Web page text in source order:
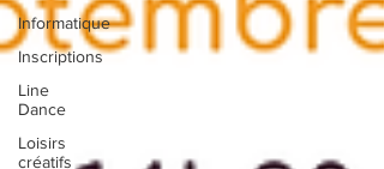
Informatique
Inscriptions
Line
Dance
Loisirs
créatifs